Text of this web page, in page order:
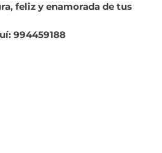
feliz y enamorada de tus
994459188